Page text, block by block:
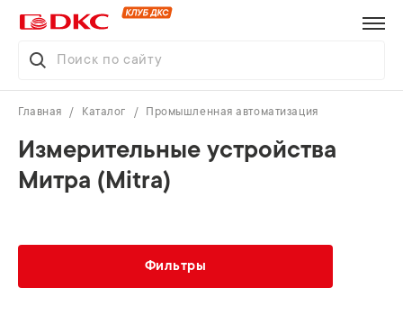
Главная Каталог Промышленная автоматизация
Измерительные устройства
Митра (Mitra)
Фильтры